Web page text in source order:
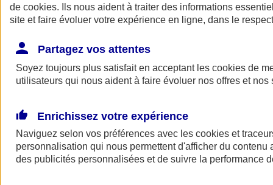
de cookies. Ils nous aident à traiter des informations
site et faire évoluer votre expérience en ligne, dans le
Partagez vos attentes
Soyez toujours plus satisfait en acceptant les cookies de
utilisateurs qui nous aident à faire évoluer nos offres et nos
Enrichissez votre expérience
Naviguez selon vos préférences avec les cookies et
personnalisation qui nous permettent d'afficher du contenu
des publicités personnalisées et de suivre la performance